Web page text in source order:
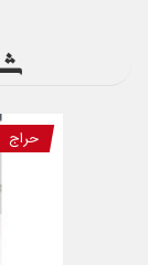
حراج